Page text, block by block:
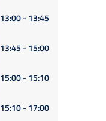
13:00 - 13:45
13:45 - 15:00
15:00 - 15:10
15:10 - 17:00